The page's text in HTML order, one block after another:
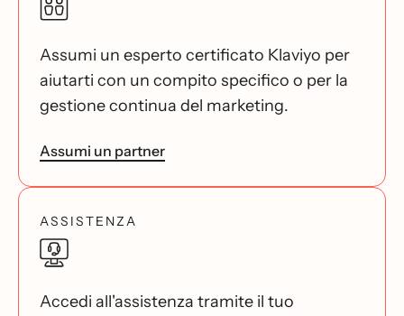
Assumi un esperto certificato Klaviyo per
aiutarti con un compito specifico o per la
gestione continua del marketing.
Assumi un partner
ASSISTENZA
Accedi all'assistenza tramite il tuo